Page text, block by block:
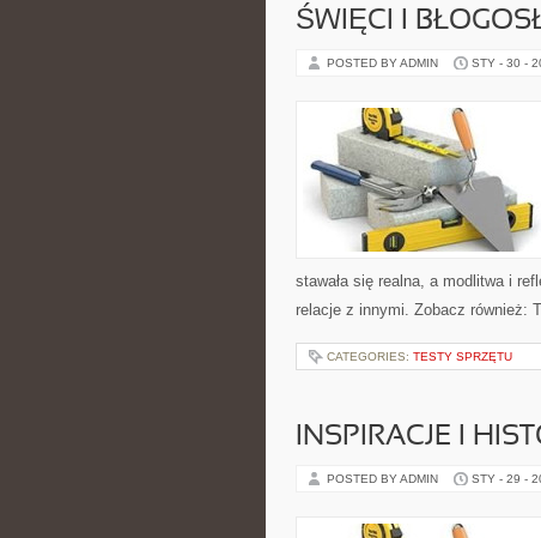
ŚWIĘCI I
POSTED BY ADMIN STY - 30 -
stawała się realna, a modlitwa i
relacje z innymi. Zobacz również:
CATEGORIES: TESTY SPRZĘTU
INSPIRACJE I
POSTED BY ADMIN STY - 29 -